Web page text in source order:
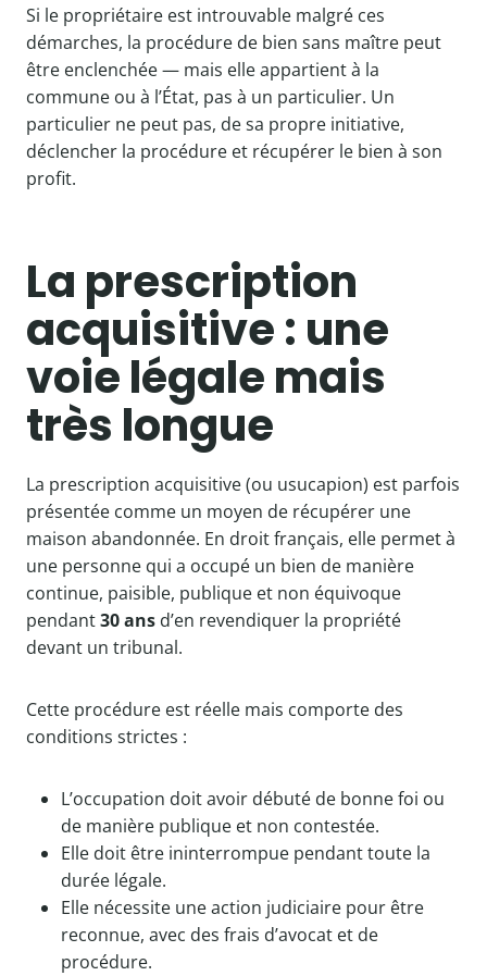
Si le propriétaire est introuvable malgré ces
démarches, la procédure de bien sans maître peut
être enclenchée — mais elle appartient à la
commune ou à l’État, pas à un particulier. Un
particulier ne peut pas, de sa propre initiative,
déclencher la procédure et récupérer le bien à son
profit.
La prescription
acquisitive : une
voie légale mais
très longue
La prescription acquisitive (ou usucapion) est parfois
présentée comme un moyen de récupérer une
maison abandonnée. En droit français, elle permet à
une personne qui a occupé un bien de manière
continue, paisible, publique et non équivoque
pendant30 ans d’en revendiquer la propriété
devant un tribunal.
Cette procédure est réelle mais comporte des
conditions strictes :
L’occupation doit avoir débuté de bonne foi ou
de manière publique et non contestée.
Elle doit être ininterrompue pendant toute la
durée légale.
Elle nécessite une action judiciaire pour être
reconnue, avec des frais d’avocat et de
procédure.